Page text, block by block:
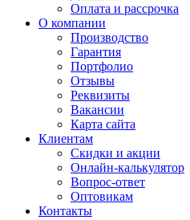
Оплата и рассрочка
О компании
Производство
Гарантия
Портфолио
Отзывы
Реквизиты
Вакансии
Карта сайта
Клиентам
Скидки и акции
Онлайн-калькулятор
Вопрос-ответ
Оптовикам
Контакты